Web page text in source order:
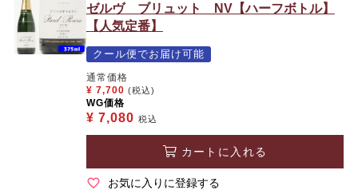
ゼルヴ ブリュット NV【ハーフボトル】
【人気定番】
クール便でお届け可能
通常価格
¥ 7,700 (税込)
WG価格
¥ 7,080 税込
カートに入れる
お気に入りに登録する